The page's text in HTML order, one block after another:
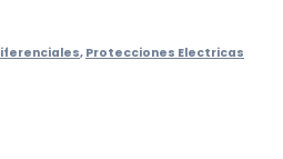
, Protecciones Electricas